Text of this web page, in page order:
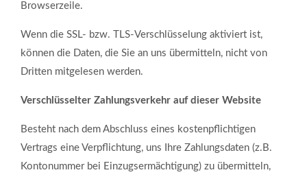
Browserzeile.
Wenn die SSL- bzw. TLS-Verschlüsselung aktiviert ist,
können die Daten, die Sie an uns übermitteln, nicht von
Dritten mitgelesen werden.
Verschlüsselter Zahlungsverkehr auf dieser Website
Besteht nach dem Abschluss eines kostenpflichtigen
Vertrags eine Verpflichtung, uns Ihre Zahlungsdaten (z.B.
Kontonummer bei Einzugsermächtigung) zu übermitteln,